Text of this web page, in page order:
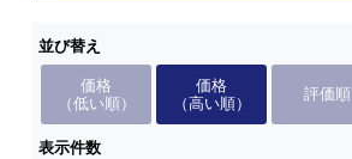
並び替え
価格
（低い順）
価格
（高い順）
評価順
表示件数